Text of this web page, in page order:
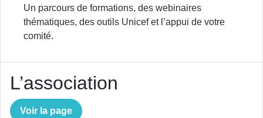
Un parcours de formations, des webinaires
thématiques, des outils Unicef et l’appui de votre
comité.
L’association
Voir la page